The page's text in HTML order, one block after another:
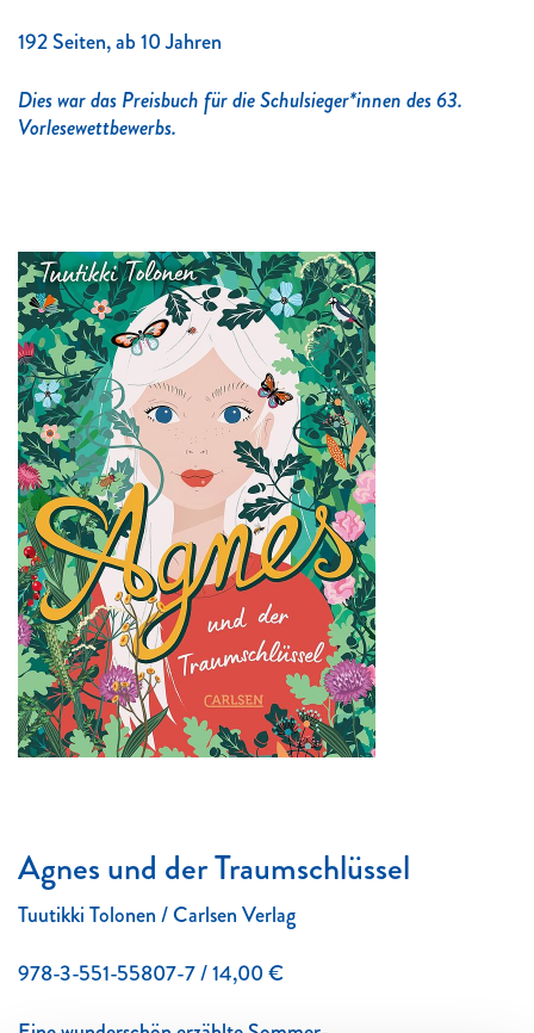
192 Seiten, ab 10 Jahren
Dies war das Preisbuch für die Schulsieger*innen des 63.
Vorlesewettbewerbs.
Agnes und der Traumschlüssel
Tuutikki Tolonen / Carlsen Verlag
978-3-551-55807-7 / 14,00 €